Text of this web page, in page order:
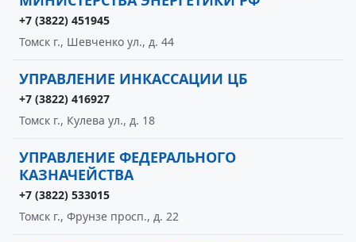
+7 (3822) 451945
Томск г., Шевченко ул., д. 44
УПРАВЛЕНИЕ ИНКАССАЦИИ ЦБ
+7 (3822) 416927
Томск г., Кулева ул., д. 18
УПРАВЛЕНИЕ ФЕДЕРАЛЬНОГО
КАЗНАЧЕЙСТВА
+7 (3822) 533015
Томск г., Фрунзе просп., д. 22